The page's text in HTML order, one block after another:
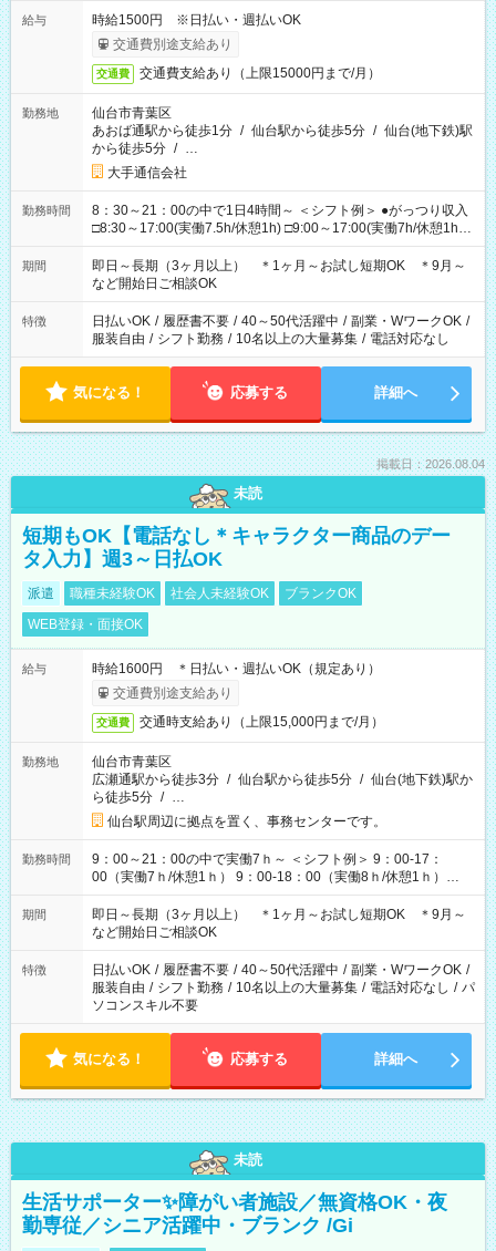
給与
時給1500円 ※日払い・週払いOK
交通費別途支給あり
交通費 交通費支給あり（上限15000円まで/月）
勤務地
仙台市青葉区
あおば通駅から徒歩1分 / 仙台駅から徒歩5分 / 仙台(地下鉄)駅
から徒歩5分 / …
大手通信会社
勤務時間
8：30～21：00の中で1日4時間～ ＜シフト例＞ ●がっつり収入
□8:30～17:00(実働7.5h/休憩1h) □9:00～17:00(実働7h/休憩1h)
□10:00～19:00(実働8h/休憩1h) □11:00～20:00(実働8h/休憩1h)
□13:00～21:00(実働7h/休憩1h) ●サクッと短時間♪ □15:00～
期間
即日～長期（3ヶ月以上） ＊1ヶ月～お試し短期OK ＊9月～
など開始日ご相談OK
特徴 日払いOK / 履歴書不要 / 40～50代活躍中 / 副業・WワークOK /
服装自由 / シフト勤務 / 10名以上の大量募集 / 電話対応なし
気になる！ 応募する 詳細へ
掲載日：2026.08.04
未読
短期もOK【電話なし＊キャラクター商品のデー
タ入力】週3～日払OK
派遣 職種未経験OK 社会人未経験OK
ブランクOK
WEB登録・面接OK
給与
時給1600円 ＊日払い・週払いOK（規定あり）
交通費別途支給あり
交通費 交通時支給あり（上限15,000円まで/月）
勤務地
仙台市青葉区
広瀬通駅から徒歩3分 / 仙台駅から徒歩5分 / 仙台(地下鉄)駅か
ら徒歩5分 / …
仙台駅周辺に拠点を置く、事務センターです。
勤務時間
9：00～21：00の中で実働7ｈ～ ＜シフト例＞ 9：00-17：
00（実働7ｈ/休憩1ｈ） 9：00-18：00（実働8ｈ/休憩1ｈ）
10：00-18：00（実働7ｈ/休憩1ｈ） 10：00-19：00（実働8ｈ/
休憩1ｈ） 11：00-20：00（実働8ｈ/休憩1ｈ） 13：00-21：
期間
即日～長期（3ヶ月以上） ＊1ヶ月～お試し短期OK ＊9月～
など開始日ご相談OK
特徴 日払いOK / 履歴書不要 / 40～50代活躍中 / 副業・WワークOK /
服装自由 / シフト勤務 / 10名以上の大量募集 / 電話対応なし / パ
ソコンスキル不要
気になる！ 応募する 詳細へ
未読
生活サポーター✨障がい者施設／無資格OK・夜
勤専従／シニア活躍中・ブランク /Gi